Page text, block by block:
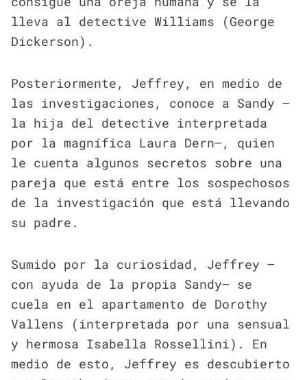
lleva al detective Williams (George
Dickerson).
Posteriormente, Jeffrey, en medio de
las investigaciones, conoce a Sandy —
la hija del detective interpretada
por la magnífica Laura Dern—, quien
le cuenta algunos secretos sobre una
pareja que está entre los sospechosos
de la investigación que está llevando
su padre.
Sumido por la curiosidad, Jeffrey —
con ayuda de la propia Sandy— se
cuela en el apartamento de Dorothy
Vallens (interpretada por una sensual
y hermosa Isabella Rossellini). En
medio de esto, Jeffrey es descubierto